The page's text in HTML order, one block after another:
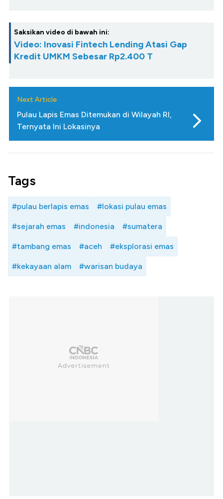
Saksikan video di bawah ini:
Video: Inovasi Fintech Lending Atasi Gap
Kredit UMKM Sebesar Rp2.400 T
Next Article
Pulau Lapis Emas Ditemukan di Wilayah RI,
Ternyata Ini Lokasinya
Tags
#pulau berlapis emas #lokasi pulau emas
#sejarah emas #indonesia #sumatera
#tambang emas #aceh #eksplorasi emas
#kekayaan alam #warisan budaya